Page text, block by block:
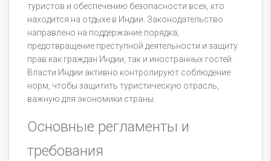
туристов и обеспечению безопасности всех, кто
находится на отдыхе в Индии. Законодательство
направлено на поддержание порядка,
предотвращение преступной деятельности и защиту
прав как граждан Индии, так и иностранных гостей.
Власти Индии активно контролируют соблюдение
норм, чтобы защитить туристическую отрасль,
важную для экономики страны.
Основные регламенты и
требования